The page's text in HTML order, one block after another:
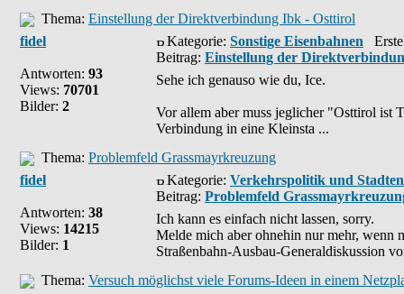
Thema: Einstellung der Direktverbindung Ibk - Osttirol
fidel
Antworten: 93
Views: 70701
Bilder: 2
Kategorie: Sonstige Eisenbahnen
Beitrag: Einstellung der
Sehe ich genauso wie du, Ice.
Vor allem aber muss jeglicher "Osttirol ist
Verbindung in eine Kleinsta ...
Thema: Problemfeld Grassmayrkreuzung
fidel
Antworten: 38
Views: 14215
Bilder: 1
Kategorie: Verkehrspolitik und
Beitrag: Problemfeld
Ich kann es einfach nicht lassen, sorry.
Melde mich aber ohnehin nur mehr, wenn
Straßenbahn-Ausbau-Generaldiskussion
Thema: Versuch möglichst viele Forums-Ideen in einem